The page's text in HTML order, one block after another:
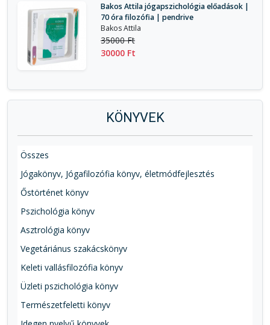
Bakos Attila jógapszichológia előadások |
70 óra filozófia | pendrive
Bakos Attila
35000 Ft
30000 Ft
KÖNYVEK
Összes
Jógakönyv, Jógafilozófia könyv, életmódfejlesztés
Őstörténet könyv
Pszichológia könyv
Asztrológia könyv
Vegetáriánus szakácskönyv
Keleti vallásfilozófia könyv
Üzleti pszichológia könyv
Természetfeletti könyv